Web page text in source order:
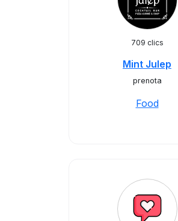
709 clics
Mint Julep
prenota
Food